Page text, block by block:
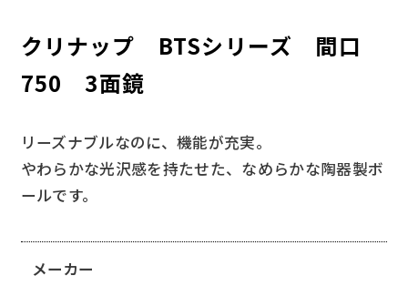
クリナップ BTSシリーズ 間口
750 3面鏡
リーズナブルなのに、機能が充実。
やわらかな光沢感を持たせた、なめらかな陶器製ボ
ールです。
メーカー